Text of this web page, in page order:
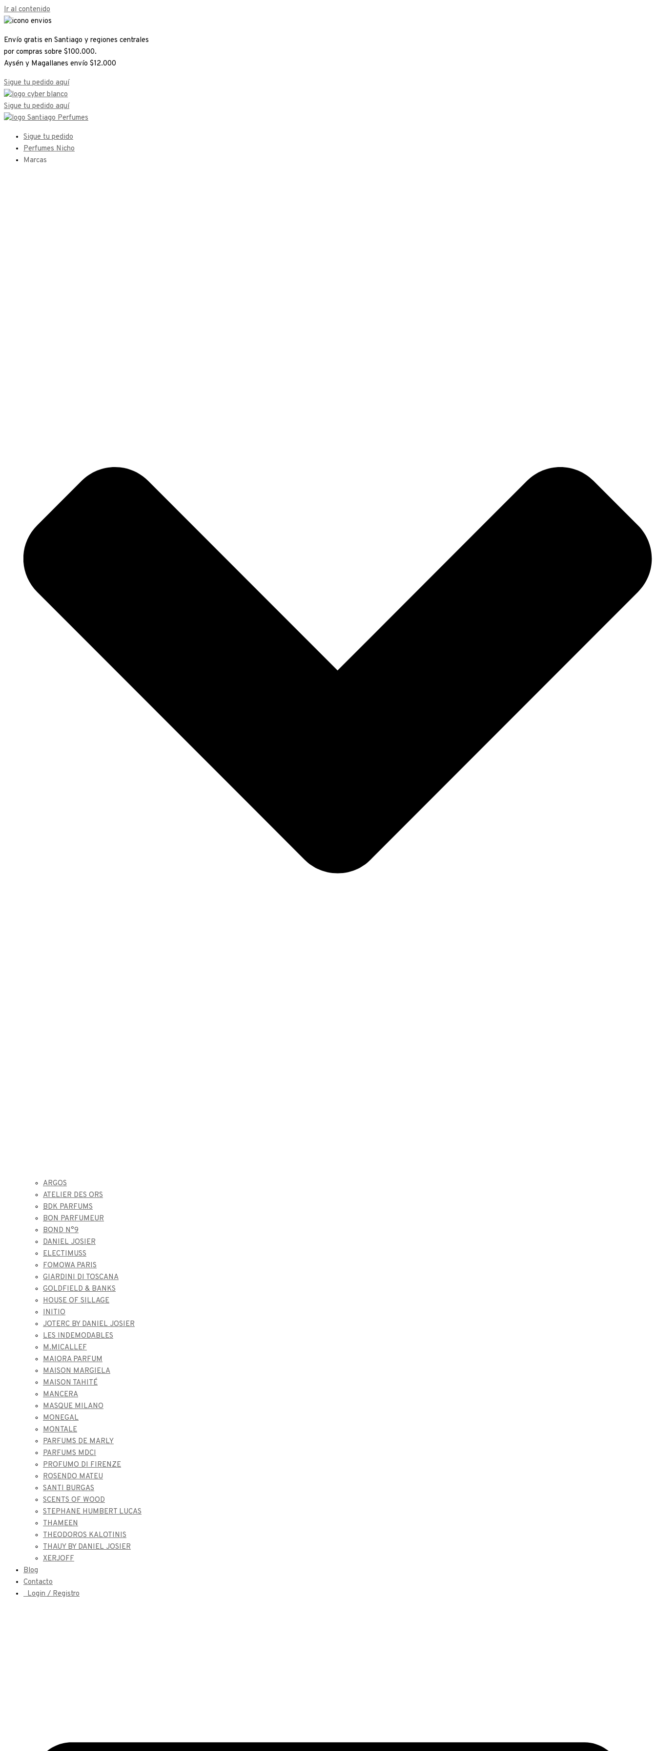
Ir al contenido
Envío gratis en Santiago y regiones centrales
por compras sobre $100.000.
Aysén y Magallanes envío $12.000
Sigue tu pedido aquí
Sigue tu pedido aquí
Sigue tu pedido
Perfumes Nicho
Marcas
ARGOS
ATELIER DES ORS
BDK PARFUMS
BON PARFUMEUR
BOND N°9
DANIEL JOSIER
ELECTIMUSS
FOMOWA PARIS
GIARDINI DI TOSCANA
GOLDFIELD & BANKS
HOUSE OF SILLAGE
INITIO
JOTERC BY DANIEL JOSIER
LES INDEMODABLES
M.MICALLEF
MAIORA PARFUM
MAISON MARGIELA
MAISON TAHITÉ
MANCERA
MASQUE MILANO
MONEGAL
MONTALE
PARFUMS DE MARLY
PARFUMS MDCI
PROFUMO DI FIRENZE
ROSENDO MATEU
SANTI BURGAS
SCENTS OF WOOD
STEPHANE HUMBERT LUCAS
THAMEEN
THEODOROS KALOTINIS
THAUY BY DANIEL JOSIER
XERJOFF
Blog
Contacto
Login / Registro